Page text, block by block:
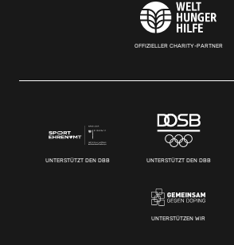
OFFIZIELLER CHARITY-PARTNER
UNTERSTÜTZT DEN DBB UNTERSTÜTZT DEN DBB
UNTERSTÜTZEN WIR